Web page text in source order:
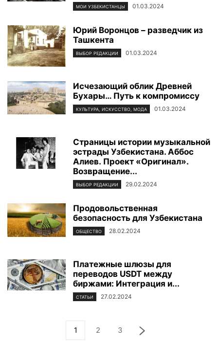
МОИ УЗБЕКИСТАНЦЫ 01.03.2024
Юрий Воронцов – разведчик из
Ташкента
ВЫБОР РЕДАКЦИИ 01.03.2024
Исчезающий облик Древней
Бухары… Путь к компромиссу
КУЛЬТУРА, ИСКУССТВО, МОДА 01.03.2024
Страницы истории музыкальной
эстрады Узбекистана. Аббос
Алиев. Проект «Оригинал».
Возвращение...
ВЫБОР РЕДАКЦИИ 29.02.2024
Продовольственная
безопасность для Узбекистана
ОБЩЕСТВО 28.02.2024
Платежные шлюзы для
переводов USDT между
биржами: Интеграция и...
СТАТЬИ 27.02.2024
1 2 3